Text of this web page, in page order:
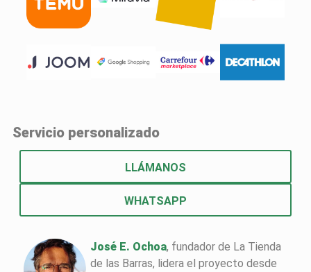
Servicio personalizado​
LLÁMANOS
WHATSAPP
José E. Ochoa, fundador de La Tienda
de las Barras, lidera el proyecto desde